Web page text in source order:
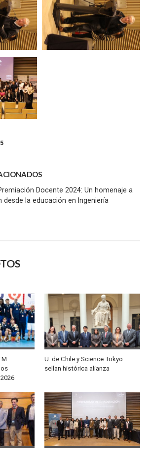
Docente 2024: Un homenaje a
desde la educación en Ingeniería
U. de Chile y Science Tokyo
sellan histórica alianza